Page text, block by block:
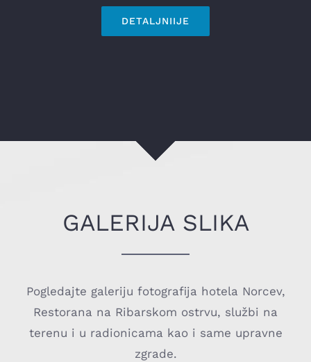
DETALJNIIJE
GALERIJA SLIKA
Pogledajte galeriju fotografija hotela Norcev,
Restorana na Ribarskom ostrvu, službi na
terenu i u radionicama kao i same upravne
zgrade.